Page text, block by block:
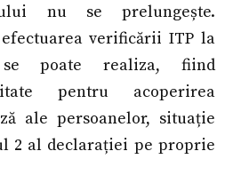
nu se prelungește.
verificării ITP la
poate realiza, fiind
pentru acoperirea
ale persoanelor, situație
2 al declarației pe proprie